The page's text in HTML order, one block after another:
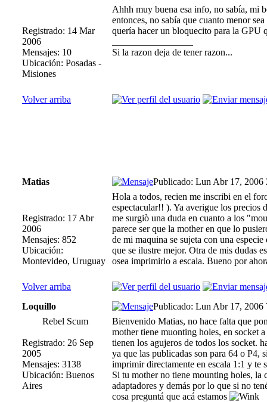
Registrado: 14 Mar
2006
Mensajes: 10
Ubicación: Posadas -
Misiones
Ahhh muy buena esa info, no sabía, mi
entonces, no sabía que cuanto menor
quería hacer un bloquecito para la
Si la razon deja de tener razon...
Volver arriba
Matias Publicado: Lun Abr 17, 2006
Registrado: 17 Abr
2006
Mensajes: 852
Ubicación:
Montevideo, Uruguay
Hola a todos, recien me inscribi en el
espectacular!! ). Ya averigue los precios
me surgiò una duda en cuanto a los
parece ser que la mother en que lo
de mi maquina se sujeta con una
que se ilustre mejor. Otra de mis dudas
osea imprimirlo a escala. Bueno por
Volver arriba
Loquillo
Publicado: Lun Abr 17, 2006
Rebel Scum
Registrado: 26 Sep
2005
Mensajes: 3138
Ubicación: Buenos
Aires
Bienvenido Matias, no hace falta que
mother tiene muonting holes, en socket
tienen los agujeros de todos los socket.
ya que las publicadas son para 64 o P4,
imprimir directamente en escala 1:1 y te
Si tu mother no tiene mounting holes, la
adaptadores y demás por lo que si no
cosa preguntá que acá estamos